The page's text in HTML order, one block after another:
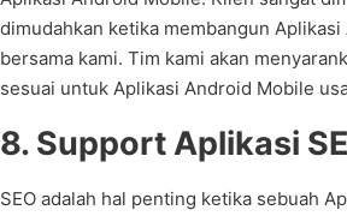
dimudahkan ketika membangun
bersama kami. Tim kami akan
sesuai untuk Aplikasi Android Mobile
8. Support Aplikasi
SEO adalah hal penting ketika sebuah